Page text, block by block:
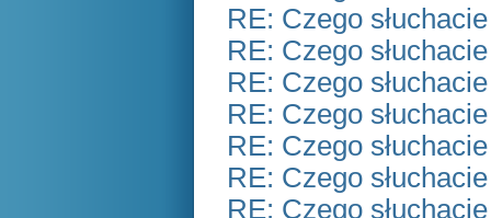
RE: Czego
RE: Czego
RE: Czego
RE: Czego
RE: Czego
RE: Czego
RE: Czego